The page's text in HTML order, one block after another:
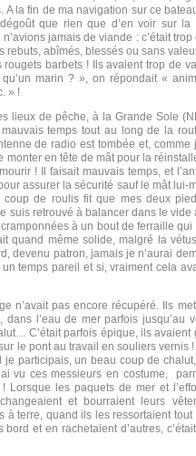
la fin de ma navigation sur ce
que rien que d’en voir sur la
jamais de viande : c’était trop
rebuts, abîmés, blessés ou sans
barbets ! Ils avaient trop de
marin ? », on répondait «
» !
lieux de pêche, à la Grande Sole
temps tout au long de la
de radio est tombée et, comme
monter en tête de mât pour la
! Il faisait mauvais temps, et
assurer la sécurité sauf le mât lui-
coup de roulis fit que mes deux
suis retrouvé à balancer dans le vide
à un bout de ferraille qui
quand même solide, malgré la
devenu patron, jamais je n’aurai
temps pareil et si, vraiment cela
n’avait pas encore récupéré. Ils
l’eau de mer parfois jusqu’au
C’était parfois épique, ils avaient
le pont au travail en souliers vernis !
participais, un beau coup de
vu ces messieurs en costume,
les paquets de mer et
et bourraient leurs
à terre, quand ils les ressortaient tout
et en rachetaient d’autres,